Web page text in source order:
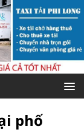
phố